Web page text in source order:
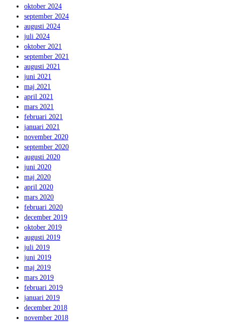
oktober 2024
september 2024
augusti 2024
juli 2024
oktober 2021
september 2021
augusti 2021
juni 2021
maj 2021
april 2021
mars 2021
februari 2021
januari 2021
november 2020
september 2020
augusti 2020
juni 2020
maj 2020
april 2020
mars 2020
februari 2020
december 2019
oktober 2019
augusti 2019
juli 2019
juni 2019
maj 2019
mars 2019
februari 2019
januari 2019
december 2018
november 2018